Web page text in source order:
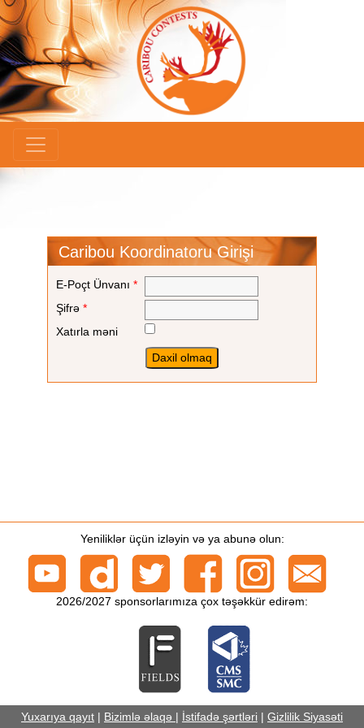
Caribou Koordinatoru Girişi
E-Poçt Ünvanı *
Şifrə *
Xatırla məni
Yeniliklər üçün izləyin və ya abunə olun:
2026/2027 sponsorlarımıza çox təşəkkür edirəm:
Yuxarıya qayıt | Bizimlə əlaqə | İstifadə şərtləri | Gizlilik Siyasəti